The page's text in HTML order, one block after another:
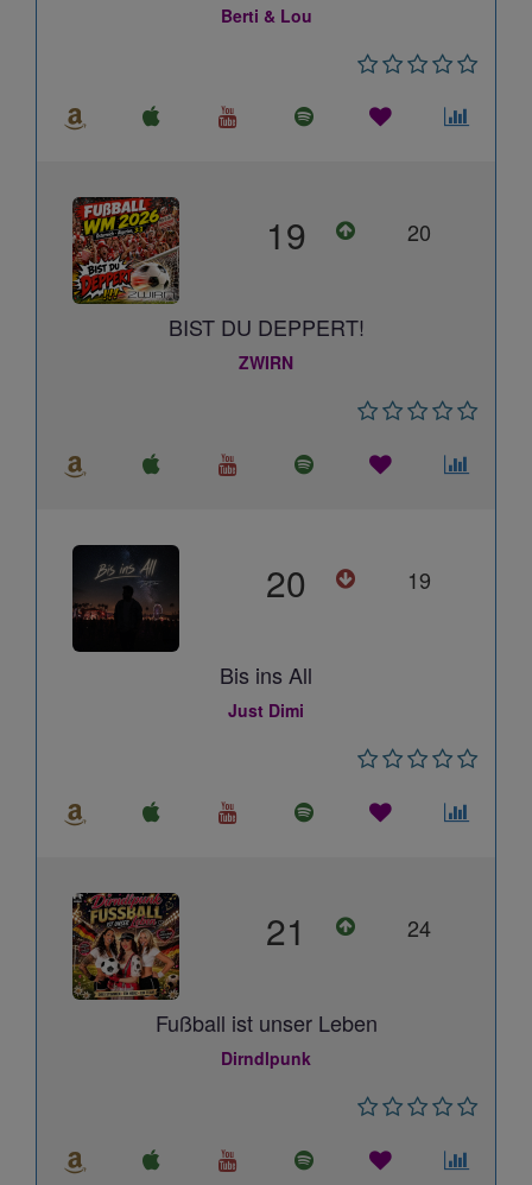
Berti & Lou
19 20
BIST DU DEPPERT!
ZWIRN
20 19
Bis ins All
Just Dimi
21 24
Fußball ist unser Leben
Dirndlpunk